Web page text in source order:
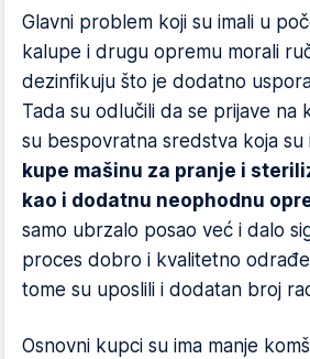
Glavni problem koji su imali u
kalupe i drugu opremu morali
dezinfikuju što je dodatno
Tada su odlučili da se prijave na
su bespovratna sredstva koja su
kupe mašinu za pranje i
kao i dodatnu neophodnu
samo ubrzalo posao već i dalo
proces dobro i kvalitetno
tome su uposlili i dodatan broj
Osnovni kupci su ima manje